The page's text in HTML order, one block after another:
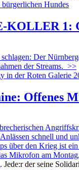
KOLLER 1:
Der
der Streams. >>
Offenes
schnell und
über den Krieg ist
Mikrofon am
. Jede:r der seine